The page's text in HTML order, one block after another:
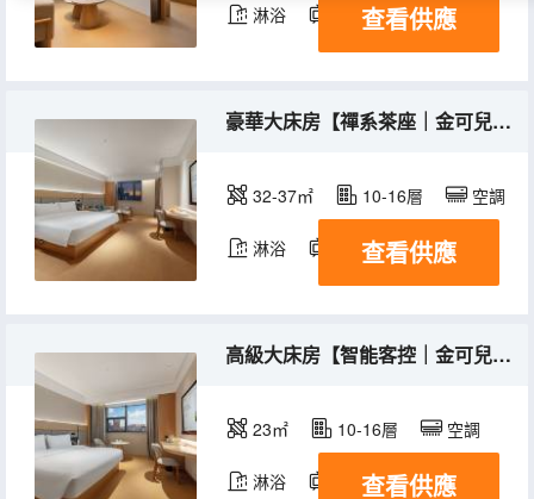
淋浴 電視機 冰箱
查看供應
豪華大床房【禪系茶座｜金可兒床墊｜小冰箱｜大空間】
32-37㎡ 10-16層 空調
淋浴 電視機 冰箱
查看供應
高級大床房【智能客控｜金可兒床墊｜M3深睡枕】
23㎡ 10-16層 空調
淋浴 電視機 冰箱
查看供應